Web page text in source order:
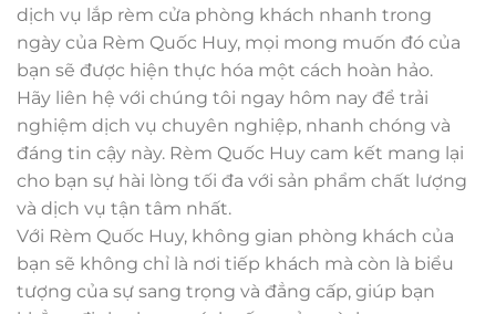
dịch vụ lắp rèm cửa phòng khách nhanh trong
ngày của Rèm Quốc Huy, mọi mong muốn đó của
bạn sẽ được hiện thực hóa một cách hoàn hảo.
Hãy liên hệ với chúng tôi ngay hôm nay để trải
nghiệm dịch vụ chuyên nghiệp, nhanh chóng và
đáng tin cậy này. Rèm Quốc Huy cam kết mang lại
cho bạn sự hài lòng tối đa với sản phẩm chất lượng
và dịch vụ tận tâm nhất.
Với Rèm Quốc Huy, không gian phòng khách của
bạn sẽ không chỉ là nơi tiếp khách mà còn là biểu
tượng của sự sang trọng và đẳng cấp, giúp bạn